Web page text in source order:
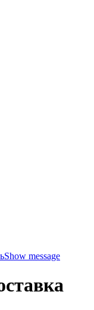
Show message